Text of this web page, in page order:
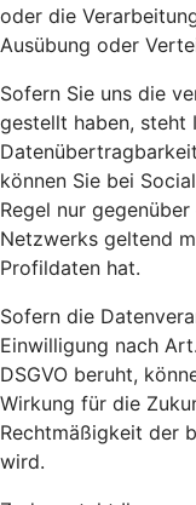
oder die
Ausübung oder
Sofern Sie uns die
gestellt haben, steht
können Sie bei
Regel nur
Netzwerks geltend
Profildaten hat.
Sofern die
Einwilligung nach
DSGVO beruht,
Wirkung für die
Rechtmäßigkeit der
wird.